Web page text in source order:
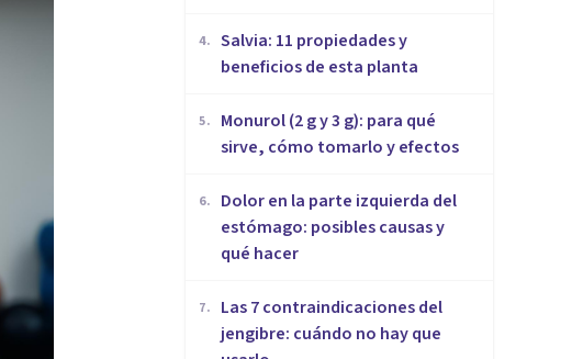
4. Salvia: 11 propiedades y
beneficios de esta planta
5.
Monurol (2 g y 3 g): para qué
sirve, cómo tomarlo y efectos
6.
Dolor en la parte izquierda del
estómago: posibles causas y
qué hacer
7.
Las 7 contraindicaciones del
jengibre: cuándo no hay que